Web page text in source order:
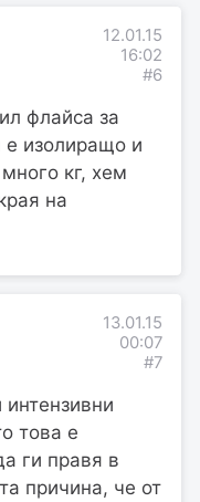
12.01.15
16:02
#6
флайса за
е изолиращо и
кг, хем
на
13.01.15
00:07
#7
това е
ги правя в
причина, че от